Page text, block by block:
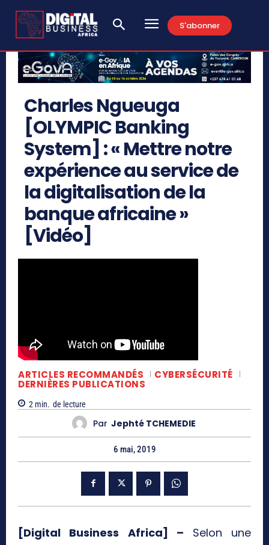
S'abonner
Charles Ngueuga
[OLYMPIC Banking
System] : « Mettre notre
expérience au service de
la digitalisation de la
banque africaine »
[Vidéo]
ARTICLES RECOMMANDÉS CYBERSÉCURITÉ
DERNIÈRES PUBLICATIONS
2 min. de lecture
Par Jephté TCHEMEDIE
6 mai, 2019
[Digital Business Africa] – Selon une